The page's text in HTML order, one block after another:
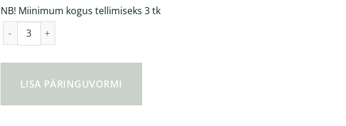
NB! Miinimum kogus tellimiseks 3 tk
LISA PÄRINGUVORMI